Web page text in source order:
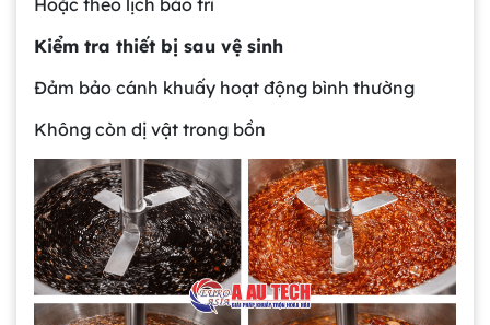
Kiểm tra thiết bị sau vệ sinh
Đảm bảo cánh khuấy hoạt động bình thường
Không còn dị vật trong bồn